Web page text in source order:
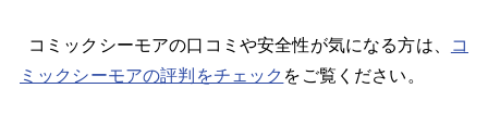
コミックシーモアの口コミや安全性が気になる方は、 コ
ミックシーモアの評判をチェック をご覧ください。